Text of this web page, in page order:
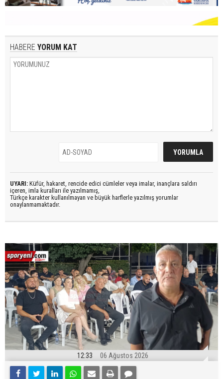
HABERE YORUM KAT
UYARI: Küfür, hakaret, rencide edici cümleler veya imalar, inançlara saldırı
içeren, imla kuralları ile yazılmamış,
Türkçe karakter kullanılmayan ve büyük harflerle yazılmış yorumlar
onaylanmamaktadır.
12:33 06 Ağustos 2026